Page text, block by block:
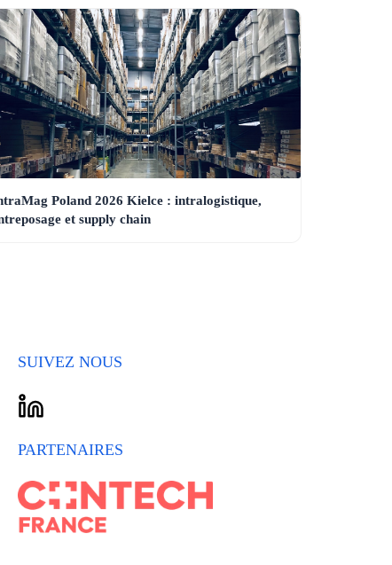
Poland 2026 Kielce : intralogistique,
et supply chain
SUIVEZ NOUS
PARTENAIRES